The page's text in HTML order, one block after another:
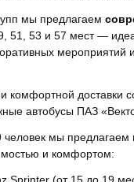
мы предлагаем
51, 53 и 57 мест —
мероприятий
комфортной доставки
автобусы ПАЗ
человек мы предлагаем
и комфортом: